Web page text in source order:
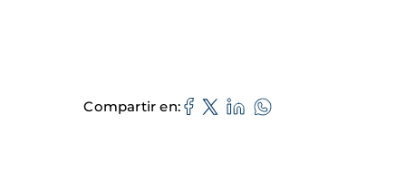
Compartir en